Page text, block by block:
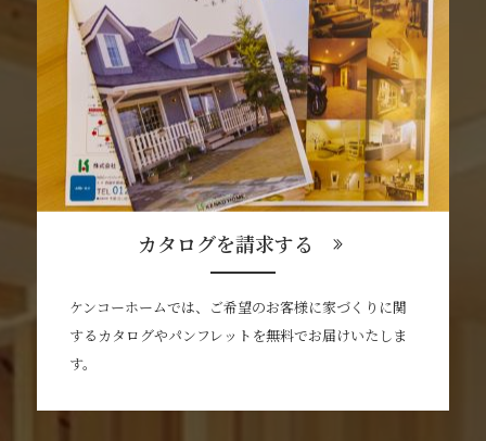
カタログを請求する
ケンコーホームでは、ご希望のお客様に家づくりに関
するカタログやパンフレットを無料でお届けいたしま
す。